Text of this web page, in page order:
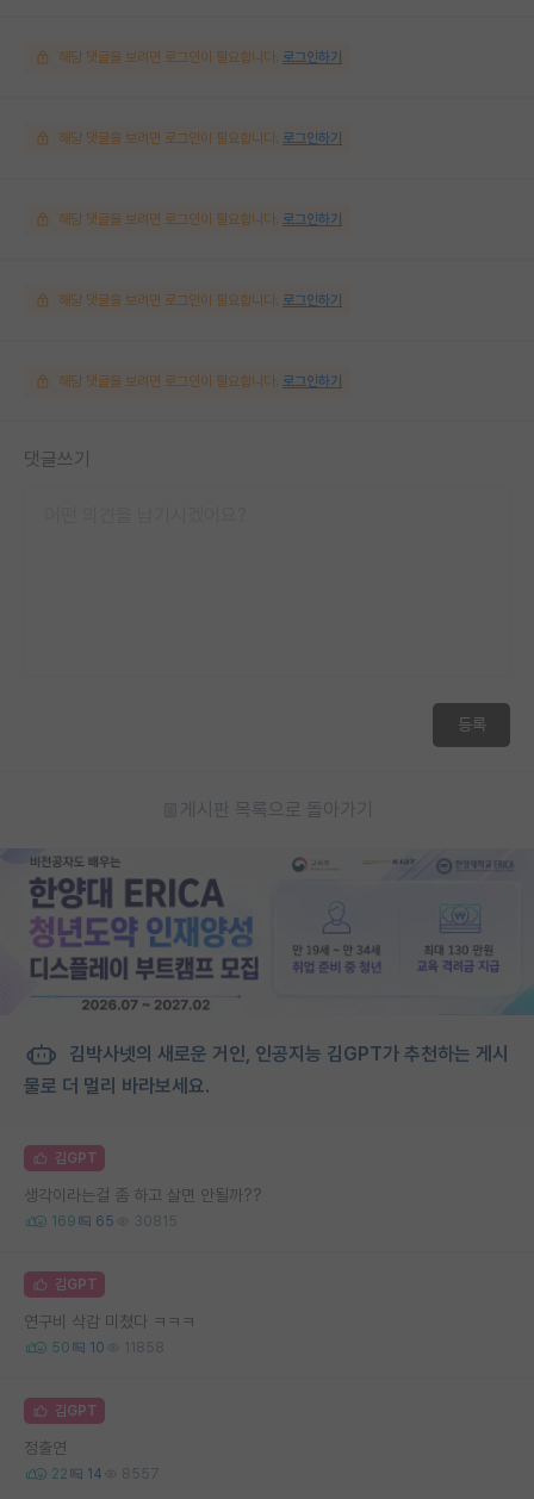
해당 댓글을 보려면 로그인이 필요합니다. 로그인하기
해당 댓글을 보려면 로그인이 필요합니다. 로그인하기
해당 댓글을 보려면 로그인이 필요합니다. 로그인하기
해당 댓글을 보려면 로그인이 필요합니다. 로그인하기
해당 댓글을 보려면 로그인이 필요합니다. 로그인하기
댓글쓰기
등록
게시판 목록으로 돌아가기
김박사넷의 새로운 거인, 인공지능 김GPT가 추천하는 게시
물로 더 멀리 바라보세요.
김GPT
생각이라는걸 좀 하고 살면 안될까??
169 65 30815
김GPT
연구비 삭감 미쳤다 ㅋㅋㅋ
50 10 11858
김GPT
정출연
22 14 8557